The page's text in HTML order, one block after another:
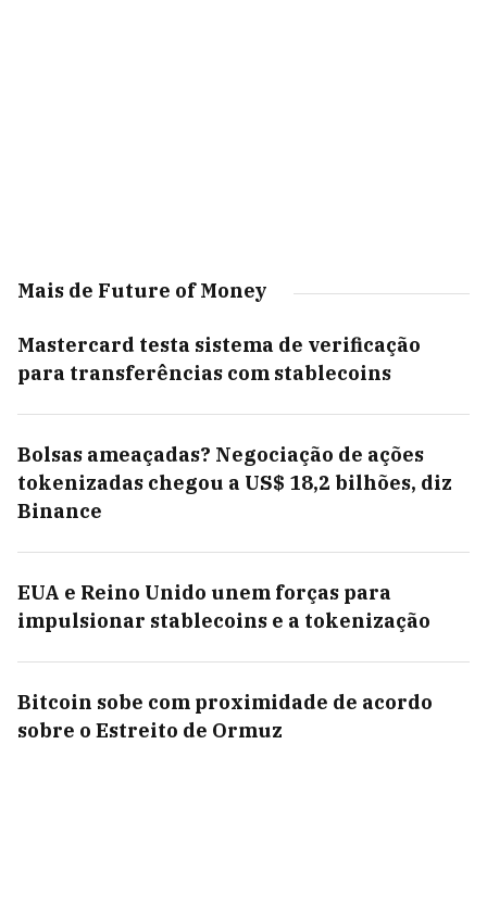
Mais de Future of Money
Mastercard testa sistema de verificação
para transferências com stablecoins
Bolsas ameaçadas? Negociação de ações
tokenizadas chegou a US$ 18,2 bilhões, diz
Binance
EUA e Reino Unido unem forças para
impulsionar stablecoins e a tokenização
Bitcoin sobe com proximidade de acordo
sobre o Estreito de Ormuz